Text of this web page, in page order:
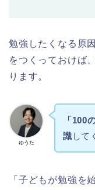
勉強したくなる原
をつくっておけば
ります。
ゆうた
「100
識 して
「子どもが勉強を